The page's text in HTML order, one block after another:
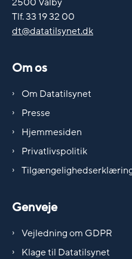
Tlf. 33 19 32 00
dt@datatilsynet.dk
Om os
Om Datatilsynet
Presse
Hjemmesiden
Privatlivspolitik
Genveje
Vejledning om GDPR
Klage til Datatilsynet